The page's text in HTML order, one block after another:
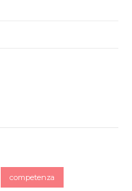
competenza